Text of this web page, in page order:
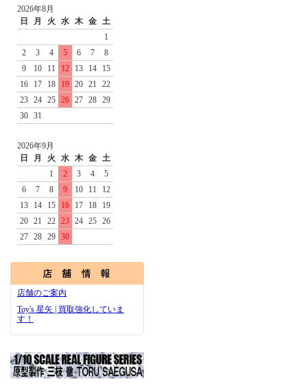
2026年8月
日
月 火 水 木 金 土
1
2
3 4 5 6 7
8
9
10 11 12 13 14
15
16
17 18 19 20 21
22
23 24 25 26 27 28 29
30 31
2026年9月
日
月 火 水 木 金 土
1
2 3 4
5
6
7 8 9 10 11
12
13
14 15 16 17 18
19
20 21 22 23 24 25 26
27 28 29 30
店舗のご案内
Toy's 星矢 | 買取強化していま
す！